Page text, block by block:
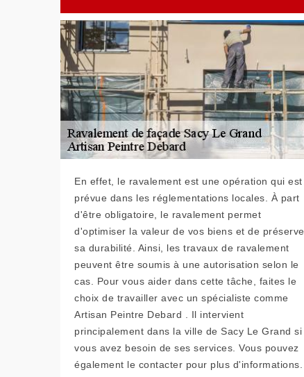
En effet, le ravalement est une opération qui est
prévue dans les réglementations locales. À part
d'être obligatoire, le ravalement permet
d'optimiser la valeur de vos biens et de
sa durabilité. Ainsi, les travaux de ravalement
peuvent être soumis à une autorisation selon le
cas. Pour vous aider dans cette tâche, faites le
choix de travailler avec un spécialiste comme
Artisan Peintre Debard . Il intervient
principalement dans la ville de Sacy Le Grand si
vous avez besoin de ses services. Vous pouvez
également le contacter pour plus d'informations.